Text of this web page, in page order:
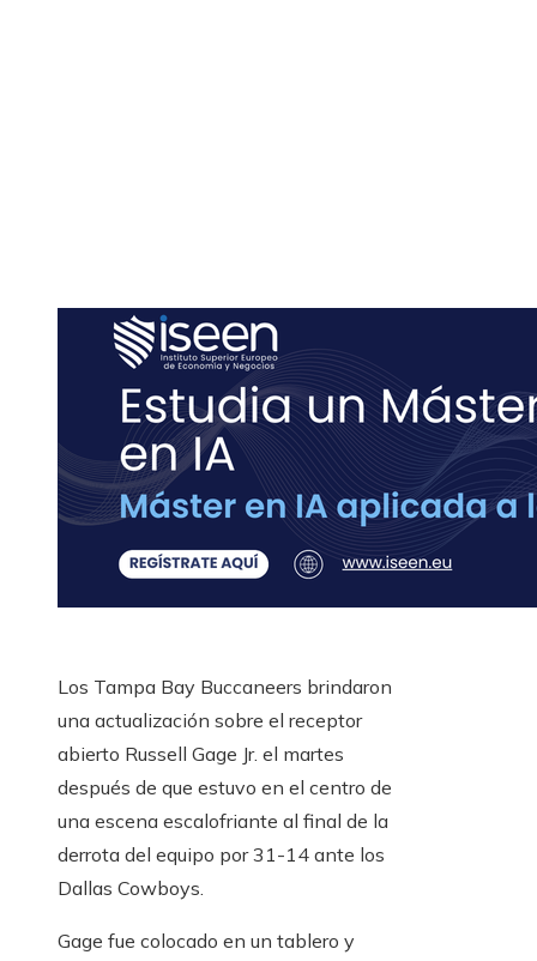
Los Tampa Bay Buccaneers brindaron
una actualización sobre el receptor
abierto Russell Gage Jr. el martes
después de que estuvo en el centro de
una escena escalofriante al final de la
derrota del equipo por 31-14 ante los
Dallas Cowboys.
Gage fue colocado en un tablero y